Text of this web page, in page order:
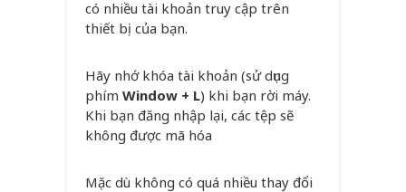
có nhiều tài khoản truy cập trên
thiết bị của bạn.
Hãy nhớ khóa tài khoản (sử dụng
phím Window + L) khi bạn rời máy.
Khi bạn đăng nhập lại, các tệp sẽ
không được mã hóa
Mặc dù không có quá nhiều thay đổi